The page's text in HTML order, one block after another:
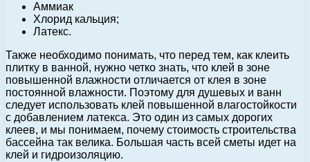
Аммиак
Хлорид кальция;
Латекс.
Также необходимо понимать, что перед тем, как клеить
плитку в ванной, нужно четко знать, что клей в зоне
повышенной влажности отличается от клея в зоне
постоянной влажности. Поэтому для душевых и ванн
следует использовать клей повышенной влагостойкости
с добавлением латекса. Это один из самых дорогих
клеев, и мы понимаем, почему стоимость строительства
бассейна так велика. Большая часть всей сметы идет на
клей и гидроизоляцию.